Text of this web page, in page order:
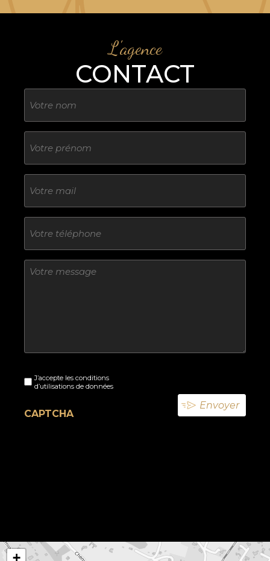
L'agence
CONTACT
Nom
Sans
titre
E-
mail
Téléphone
Sans
titre
titreJ’accepte les conditions
d’utilisations de données
CAPTCHA
+